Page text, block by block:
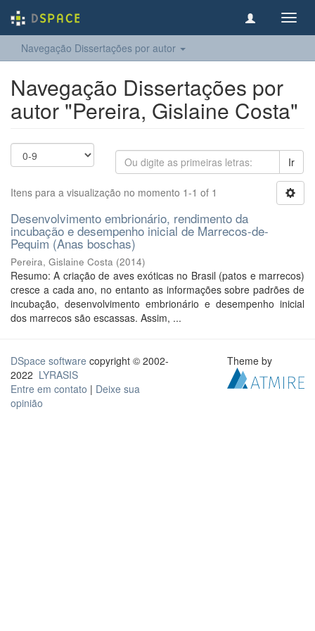
Navegação Dissertações por autor
Navegação Dissertações por
autor "Pereira, Gislaine Costa"
Ir
Itens para a visualização no momento 1-1 of 1
Desenvolvimento embrionário, rendimento da
incubação e desempenho inicial de Marrecos-de-
Pequim (Anas boschas)
Pereira, Gislaine Costa (2014)
Resumo: A criação de aves exóticas no Brasil (patos e marrecos)
cresce a cada ano, no entanto as informações sobre padrões de
incubação, desenvolvimento embrionário e desempenho inicial
dos marrecos são escassas. Assim, ...
DSpace software copyright © 2002-
2022 LYRASIS
Entre em contato | Deixe sua
opinião
Theme by